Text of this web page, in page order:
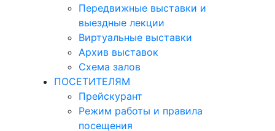
Передвижные выставки и
выездные лекции
Виртуальные выставки
Архив выставок
Схема залов
ПОСЕТИТЕЛЯМ
Прейскурант
Режим работы и правила
посещения